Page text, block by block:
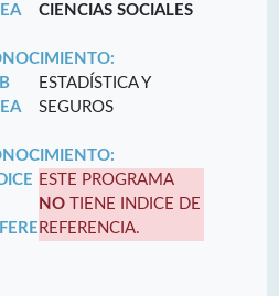
CIENCIAS SOCIALES
ESTADÍSTICA Y
SEGUROS
ESTE PROGRAMA
NO TIENE INDICE DE
REFERENCIA.